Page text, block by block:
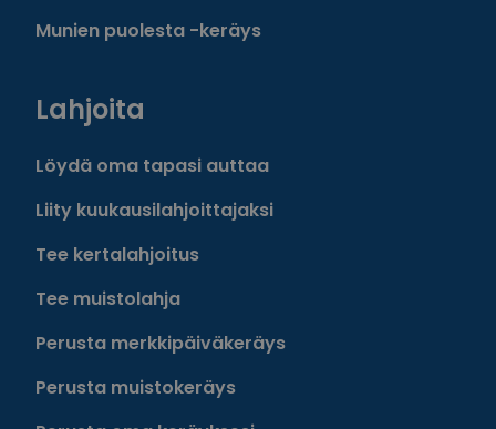
Munien puolesta -keräys
Lahjoita
Löydä oma tapasi auttaa
Liity kuukausilahjoittajaksi
Tee kertalahjoitus
Tee muistolahja
Perusta merkkipäiväkeräys
Perusta muistokeräys